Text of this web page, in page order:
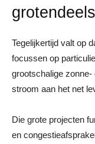
Tegelijkertijd valt op
focussen op
grootschalige
stroom aan het net
Die grote projecten
en